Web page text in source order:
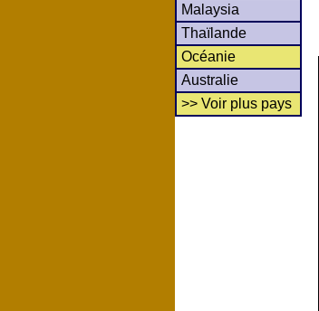
Malaysia
Thaïlande
Océanie
Australie
>> Voir plus pays